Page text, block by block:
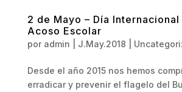
2 de Mayo – Día
Acoso Escolar
por admin J.May.2018
Desde el año 2015 nos hemos
erradicar y prevenir el flagelo del